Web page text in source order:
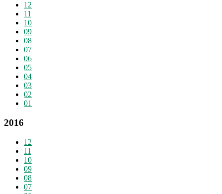
12
11
10
09
08
07
06
05
04
03
02
01
2016
12
11
10
09
08
07